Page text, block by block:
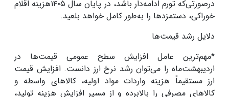
درصورتی‌که تورم ادامه‌دار باشد، در پایان سال ۱۴۰۵هزینه اقلام
خوراکی، دستمزدها را به‌طور کامل خواهد بلعید.
دلایل رشد قیمت‌ها
*مهم‌ترین عامل افزایش سطح عمومی قیمت‌ها در
اردیبهشت‌ماه را می‌توان رشد نرخ ارز دانست. افزایش قیمت
ارز مستقیماً هزینه واردات مواد اولیه، کالاهای واسطه و
کالاهای مصرفی را بالابرده و از مسیر افزایش هزینه تولید،